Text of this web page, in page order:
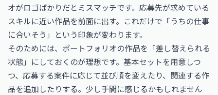
オがロゴばかりだとミスマッチです。応募先が求めている
スキルに近い作品を前面に出す。これだけで「うちの仕事
に合いそう」という印象が変わります。
そのためには、ポートフォリオの作品を「差し替えられる
状態」にしておくのが理想です。基本セットを用意しつ
つ、応募する案件に応じて並び順を変えたり、関連する作
品を追加したりする。少し手間に感じるかもしれません